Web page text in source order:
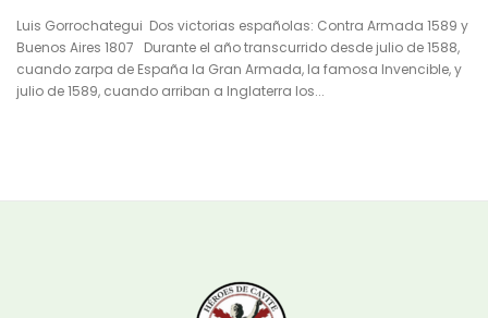
Luis Gorrochategui Dos victorias españolas: Contra Armada 1589 y
Buenos Aires 1807 Durante el año transcurrido desde julio de 1588,
cuando zarpa de España la Gran Armada, la famosa Invencible, y
julio de 1589, cuando arriban a Inglaterra los...